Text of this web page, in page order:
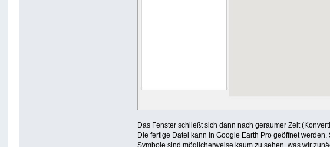
Das Fenster schließt sich dann nach geraumer Zeit
Die fertige Datei kann in Google Earth Pro geöffnet